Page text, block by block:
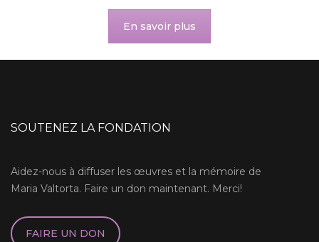
En savoir plus
SOUTENEZ LA FONDATION
Aidez-nous à diffuser les œuvres et la mémoire de
Maria Valtorta. Faire un don maintenant. Merci!
FAIRE UN DON